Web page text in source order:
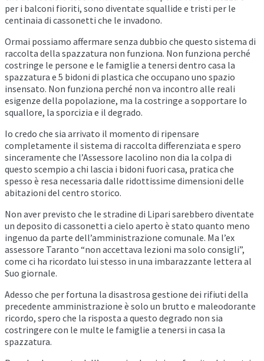
per i balconi fioriti, sono diventate squallide e tristi per le
centinaia di cassonetti che le invadono.
Ormai possiamo affermare senza dubbio che questo sistema di
raccolta della spazzatura non funziona. Non funziona perché
costringe le persone e le famiglie a tenersi dentro casa la
spazzatura e 5 bidoni di plastica che occupano uno spazio
insensato. Non funziona perché non va incontro alle reali
esigenze della popolazione, ma la costringe a sopportare lo
squallore, la sporcizia e il degrado.
Io credo che sia arrivato il momento di ripensare
completamente il sistema di raccolta differenziata e spero
sinceramente che l’Assessore Iacolino non dia la colpa di
questo scempio a chi lascia i bidoni fuori casa, pratica che
spesso è resa necessaria dalle ridottissime dimensioni delle
abitazioni del centro storico.
Non aver previsto che le stradine di Lipari sarebbero diventate
un deposito di cassonetti a cielo aperto è stato quanto meno
ingenuo da parte dell’amministrazione comunale. Ma l’ex
assessore Taranto “non accettava lezioni ma solo consigli”,
come ci ha ricordato lui stesso in una imbarazzante lettera al
Suo giornale.
Adesso che per fortuna la disastrosa gestione dei rifiuti della
precedente amministrazione è solo un brutto e maleodorante
ricordo, spero che la risposta a questo degrado non sia
costringere con le multe le famiglie a tenersi in casa la
spazzatura.